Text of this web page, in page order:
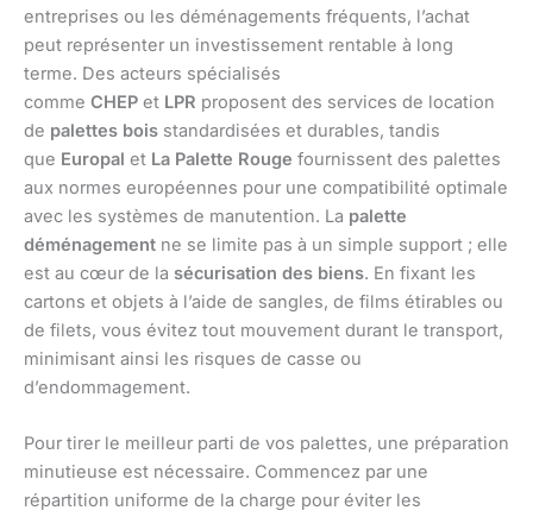
entreprises ou les déménagements fréquents, l’achat
peut représenter un investissement rentable à long
terme. Des acteurs spécialisés
comme CHEP et LPR proposent des services de location
de palettes bois standardisées et durables, tandis
que Europal et La Palette Rouge fournissent des palettes
aux normes européennes pour une compatibilité optimale
avec les systèmes de manutention. La palette
déménagement ne se limite pas à un simple support ; elle
est au cœur de la sécurisation des biens. En fixant les
cartons et objets à l’aide de sangles, de films étirables ou
de filets, vous évitez tout mouvement durant le transport,
minimisant ainsi les risques de casse ou
d’endommagement.
Pour tirer le meilleur parti de vos palettes, une préparation
minutieuse est nécessaire. Commencez par une
répartition uniforme de la charge pour éviter les